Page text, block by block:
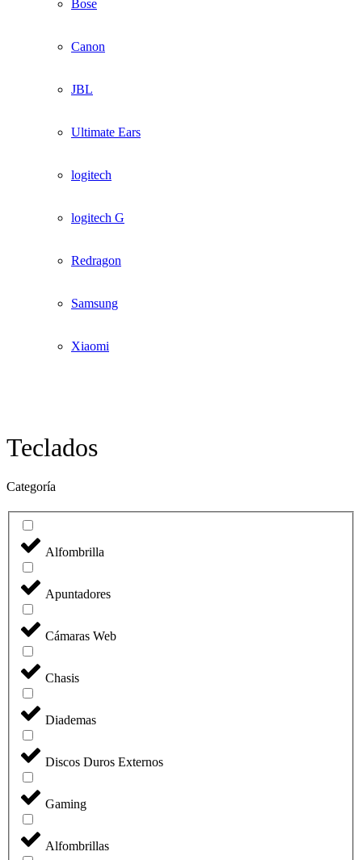
Bose
Canon
JBL
Ultimate Ears
logitech
logitech G
Redragon
Samsung
Xiaomi
Teclados
Categoría
Alfombrilla
Apuntadores
Cámaras Web
Chasis
Diademas
Discos Duros Externos
Gaming
Alfombrillas